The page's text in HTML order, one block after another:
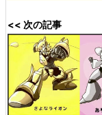
<< 次の記事